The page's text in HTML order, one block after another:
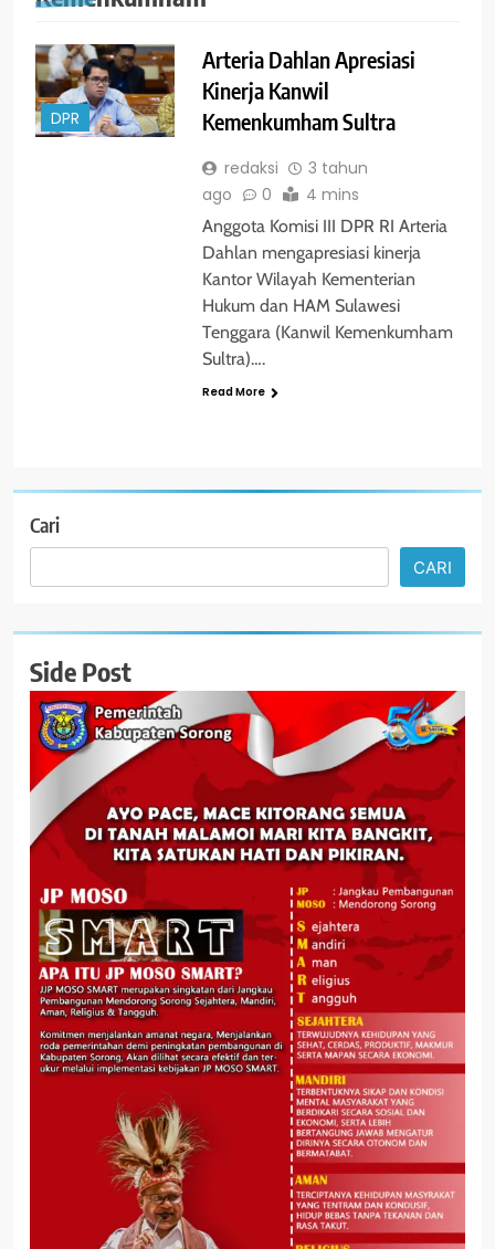
DPR
Arteria Dahlan Apresiasi
Kinerja Kanwil
Kemenkumham Sultra
redaksi
3 tahun
ago
0 4 mins
Anggota Komisi III DPR RI Arteria
Dahlan mengapresiasi kinerja
Kantor Wilayah Kementerian
Hukum dan HAM Sulawesi
Tenggara (Kanwil Kemenkumham
Sultra)….
Read More
Cari
CARI
Side Post